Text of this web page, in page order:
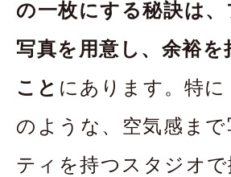
の一枚にする秘訣は
写真を用意し、余裕
こと にあります。特
のような、空気感ま
ティを持つスタジオ